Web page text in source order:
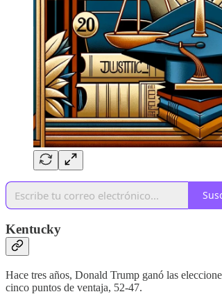
Kentucky
Hace tres años, Donald Trump ganó las
cinco puntos de ventaja, 52-47.